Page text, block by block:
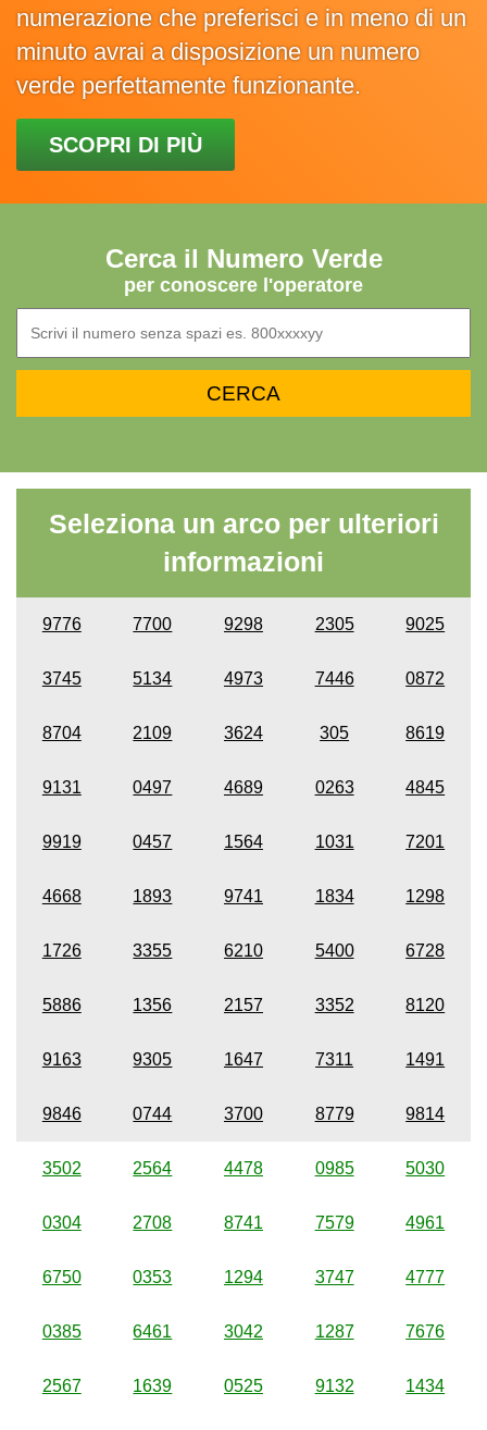
numerazione che preferisci e in meno di un
minuto avrai a disposizione un numero
verde perfettamente funzionante.
SCOPRI DI PIÙ
Cerca il Numero Verde
per conoscere l'operatore
Seleziona un arco per ulteriori
informazioni
9776 7700 9298 2305 9025
3745 5134 4973 7446 0872
8704 2109 3624 305 8619
9131 0497 4689 0263 4845
9919 0457 1564 1031 7201
4668 1893 9741 1834 1298
1726 3355 6210 5400 6728
5886 1356 2157 3352 8120
9163 9305 1647 7311 1491
9846 0744 3700 8779 9814
3502 2564 4478 0985 5030
0304 2708 8741 7579 4961
6750 0353 1294 3747 4777
0385 6461 3042 1287 7676
2567 1639 0525 9132 1434